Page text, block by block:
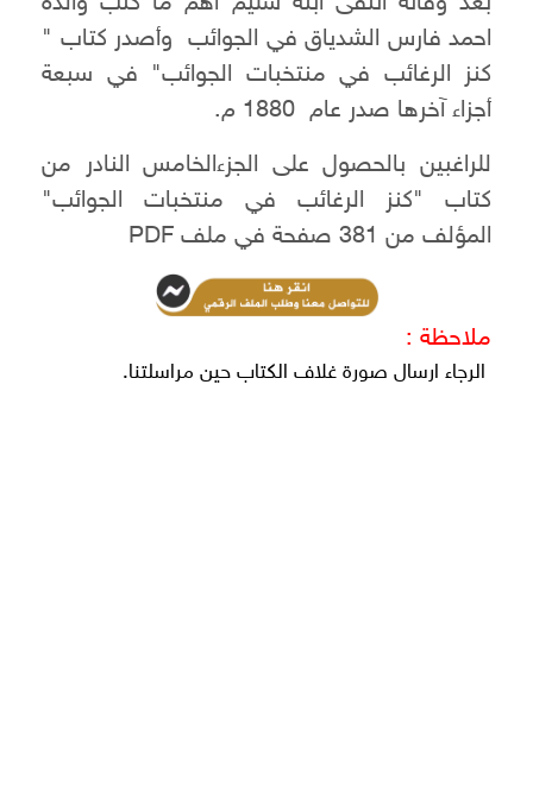
احمد فارس الشدياق في الجوائب وأصدر كتاب "
كنز الرغائب في منتخبات الجوائب" في سبعة
أجزاء آخرها صدر عام 1880 م.
للراغبين بالحصول على الجزءالخامس النادر من
كتاب "كنز الرغائب في منتخبات الجوائب"
المؤلف من 381 صفحة في ملف PDF
ملاحظة :
الرجاء ارسال صورة غلاف الكتاب حين مراسلتنا.